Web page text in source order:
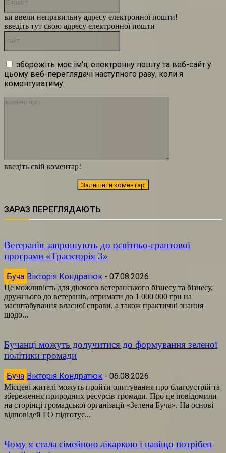
введіть свій коментар!
ви ввели неправильну адресу електронної пошти!
введіть тут свою адресу електронної пошти
збережіть моє ім'я, електронну пошту та веб-сайт у
цьому веб-переглядачі наступного разу, коли я
коментуватиму.
ЗАРАЗ ПЕРЕГЛЯДАЮТЬ
Ветеранів запрошують до освітньо-грантової
програми «Траєкторія 3»
Буча Вікторія Кондратюк - 07.08.2026
Це можливість для діючого ветеранського бізнесу та бізнесу,
дружнього до ветеранів, отримати до 1 000 000 грн на
масштабування власної справи, а також практичні знання
щодо...
Бучанці можуть долучитися до формування зеленої
політики громади
Буча Вікторія Кондратюк - 06.08.2026
Місцеві жителі можуть пройти опитування про благоустрій та
збереження природних ресурсів громади. Про це повідомили
на сторінці громадської організації «Зелена Буча». На основі
відповідей ГО підготує...
Чому я стала сімейною лікаркою і навіщо потрібен